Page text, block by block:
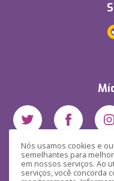
Nós usamos cookies e
semelhantes para
em nossos serviços. Ao
serviços, você concorda